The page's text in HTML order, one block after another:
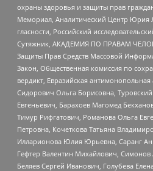
охраны здоровья и защиты прав
Мемориал, Аналитический Центр Юрия
гласности, Российский
Сутяжник, АКАДЕМИЯ ПО ПРАВАМ
Защиты Прав Средств Массовой
Закон, Общественная комиссия по
вердикт, Евразийская
Сидорович Ольга Борисовна,
Евгеньевич, Барахоев Магомед
Тимур Рифгатович, Романова Ольга
Петровна, Кочеткова Татьяна
Илларионова Юлия Юрьевна, Саранг
Гефтер Валентин Михайлович,
Беляев Сергей Иванович, Голубева